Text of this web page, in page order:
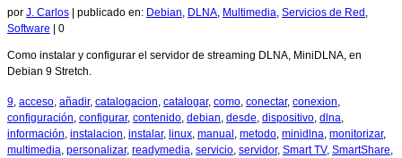
por J. Carlos publicado en: Debian, DLNA, Multimedia, Servicios de Red ,
Software
0
Como instalar y configurar el servidor de streaming DLNA, MiniDLNA, en
Debian 9 Stretch.
9, acceso, añadir, catalogacion, catalogar, como, conectar, conexion,
configuración, configurar, contenido, debian, desde, dispositivo, dlna,
información, instalacion, instalar, linux, manual , metodo, minidlna, monitorizar,
multimedia, personalizar, readymedia, servicio, servidor, Smart TV, SmartShare,